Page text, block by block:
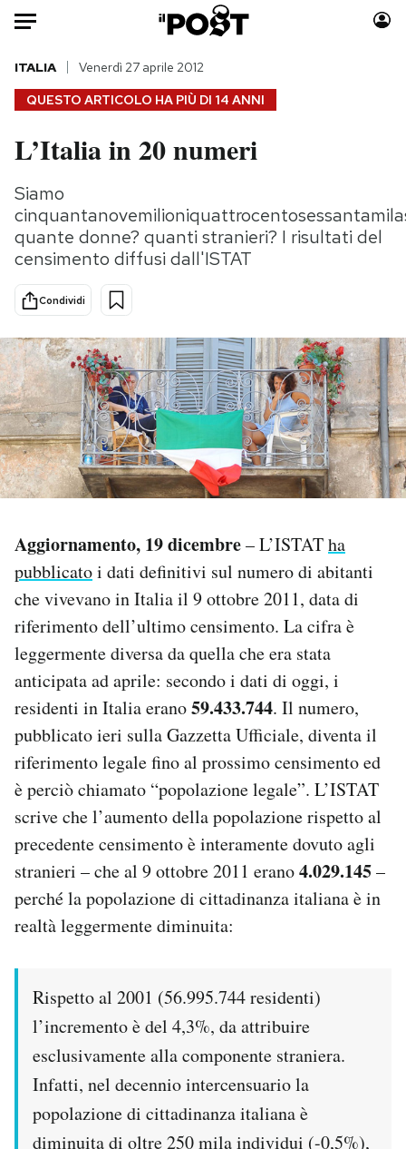
HOME
Italia
Politica
Tecnologia
Internet
Scienza
Cultura
Economia
Sport
Moda
Storie/Idee
Ok Boomer!
Altrecose
Mondiali calcio 2026
PODCAST
NEWSLETTER
I MIEI PREFERITI
SHOP
CALENDARIO
AREA PERSONALE
Area Personale
Notifiche mobile
Regala il Post
Hai bisogno di aiuto?
Esci
QUESTO ARTICOLO HA PIÙ DI 14 ANNI
ITALIA Venerdì 27 aprile 2012
L’Italia in 20 numeri
Siamo
quante donne? quanti stranieri? I risultati del
censimento diffusi dall'ISTAT
Condividi
Aggiornamento, 19 dicembre– L’ISTATha
pubblicatoi dati definitivi sul numero di abitanti
che vivevano in Italia il 9 ottobre 2011, data di
riferimento dell’ultimo censimento. La cifra è
leggermente diversa da quella che era stata
anticipata ad aprile: secondo i dati di oggi, i
residenti in Italia erano59.433.744. Il numero,
pubblicato ieri sulla Gazzetta Ufficiale, diventa il
riferimento legale fino al prossimo censimento ed
è perciò chiamato “popolazione legale”. L’ISTAT
scrive che l’aumento della popolazione rispetto al
precedente censimento è interamente dovuto agli
stranieri – che al 9 ottobre 2011 erano4.029.145–
perché la popolazione di cittadinanza italiana è in
realtà leggermente diminuita:
Rispetto al 2001 (56.995.744 residenti)
l’incremento è del 4,3%, da attribuire
esclusivamente alla componente straniera.
Infatti, nel decennio intercensuario la
popolazione di cittadinanza italiana è
diminuita di oltre 250 mila individui (-0,5%),